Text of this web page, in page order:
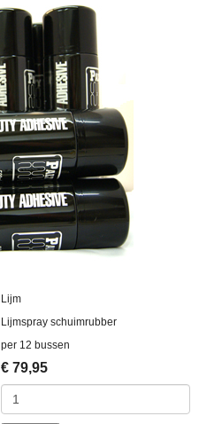
Lijm
Lijmspray schuimrubber
per 12 bussen
€ 79,95